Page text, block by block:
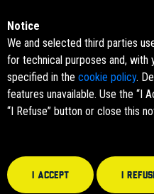
Notice
We and selected third parties
for technical purposes and, with
specified in the cookie policy.
features unavailable. Use the “I
“I Refuse” button or close this
I accept I